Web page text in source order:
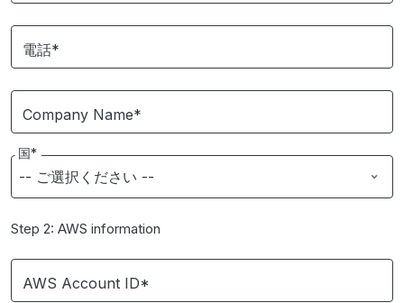
電話*
Company Name*
国*
Step 2: AWS information
AWS Account ID*